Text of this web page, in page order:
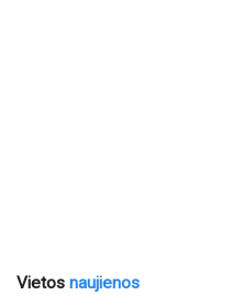
Vietos naujienos